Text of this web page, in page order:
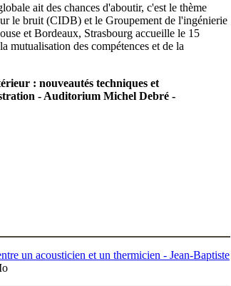
ait des chances d'aboutir, c'est le thème
le bruit (CIDB) et le Groupement de l'ingénierie
et Bordeaux, Strasbourg accueille le 15
mutualisation des compétences et de la
: nouveautés techniques et
- Auditorium Michel Debré -
un acousticien et un thermicien - Jean-Baptiste